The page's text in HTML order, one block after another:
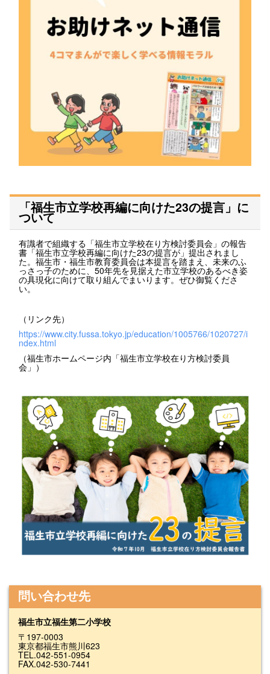
「福生市立学校再編に向けた23の提言」に
ついて
有識者で組織する「福生市立学校在り方検討委員会」の報告
書「福生市立学校再編に向けた23の提言が」提出されまし
た。福生市・福生市教育委員会は本提言を踏まえ、未来のふ
っさっ子のために、50年先を見据えた市立学校のあるべき姿
の具現化に向けて取り組んでまいります。ぜひ御覧くださ
い。
（リンク先）
https://www.city.fussa.tokyo.jp/education/1005766/1020727/i
ndex.html
（福生市ホームページ内「福生市立学校在り方検討委員
会」）
問い合わせ先
福生市立福生第二小学校
〒197-0003
東京都福生市熊川623
TEL.042-551-0954
FAX.042-530-7441